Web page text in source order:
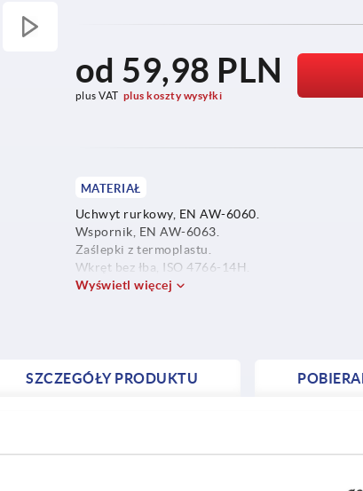
od 59,98 PLN
plus VAT plus koszty wysyłki
MATERIAŁ
Uchwyt rurkowy, EN AW-6060.
Wspornik, EN AW-6063.
Zaślepki z termoplastu.
Wkręt bez łba, ISO 4766-14H.
Wyświetl więcej
SZCZEGÓŁY PRODUKTU